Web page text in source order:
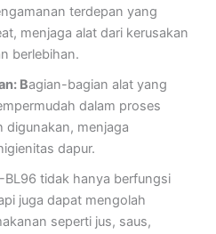
terdepan yang
menjaga alat dari kerusakan
berlebihan.
Bagian-bagian alat yang
dalam proses
digunakan, menjaga
dapur.
BL96 tidak hanya berfungsi
juga dapat mengolah
seperti jus, saus,